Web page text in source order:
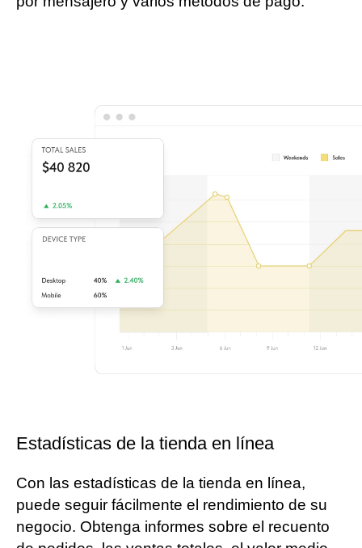
Estadísticas de la tienda en línea
Con las estadísticas de la tienda en línea,
puede seguir fácilmente el rendimiento de su
negocio. Obtenga informes sobre el recuento